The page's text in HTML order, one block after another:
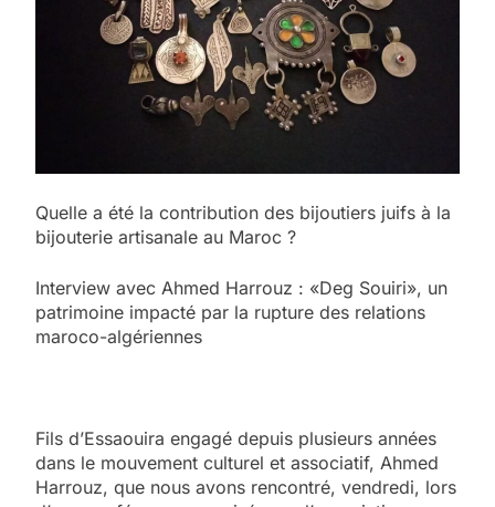
Quelle a été la contribution des bijoutiers juifs à la
bijouterie artisanale au Maroc ?
Interview avec Ahmed Harrouz : «Deg Souiri», un
patrimoine impacté par la rupture des relations
maroco-algériennes
Fils d’Essaouira engagé depuis plusieurs années
dans le mouvement culturel et associatif, Ahmed
Harrouz, que nous avons rencontré, vendredi, lors